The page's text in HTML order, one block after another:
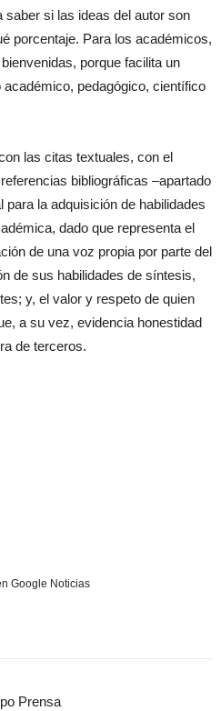
saber si las ideas del autor son
porcentaje. Para los académicos,
porque facilita un
pedagógico, científico
las citas textuales, con el
bibliográficas –apartado
la adquisición de habilidades
dado que representa el
de una voz propia por parte del
de sus habilidades de síntesis,
y, el valor y respeto de quien
a su vez, evidencia honestidad
de terceros.
Google Noticias
Prensa